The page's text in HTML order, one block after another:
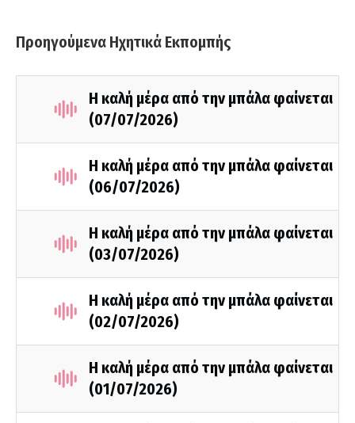
Προηγούμενα Ηχητικά Εκπομπής
Η καλή μέρα από την μπάλα φαίνεται
(07/07/2026)
Η καλή μέρα από την μπάλα φαίνεται
(06/07/2026)
Η καλή μέρα από την μπάλα φαίνεται
(03/07/2026)
Η καλή μέρα από την μπάλα φαίνεται
(02/07/2026)
Η καλή μέρα από την μπάλα φαίνεται
(01/07/2026)